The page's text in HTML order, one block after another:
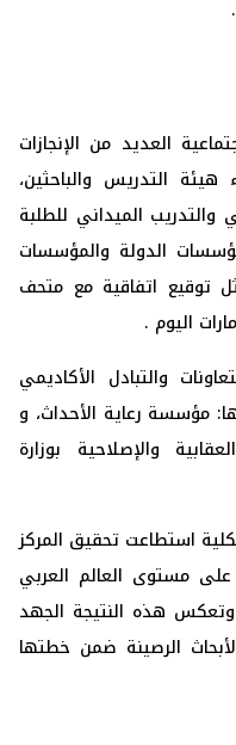
العديد من الإنجازات
التدريس والباحثين،
والتدريب الميداني للطلبة
مؤسسات الدولة والمؤسسات
توقيع اتفاقية مع متحف
اليوم .
والتبادل الأكاديمي
مؤسسة رعاية الأحداث، و
والإصلاحية بوزارة
استطاعت تحقيق المركز
الثالث في تصنيف ليدن لعام 2021 على مستوى العالم العربي
وتعكس هذه النتيجة الجهد
الرصينة ضمن خطتها